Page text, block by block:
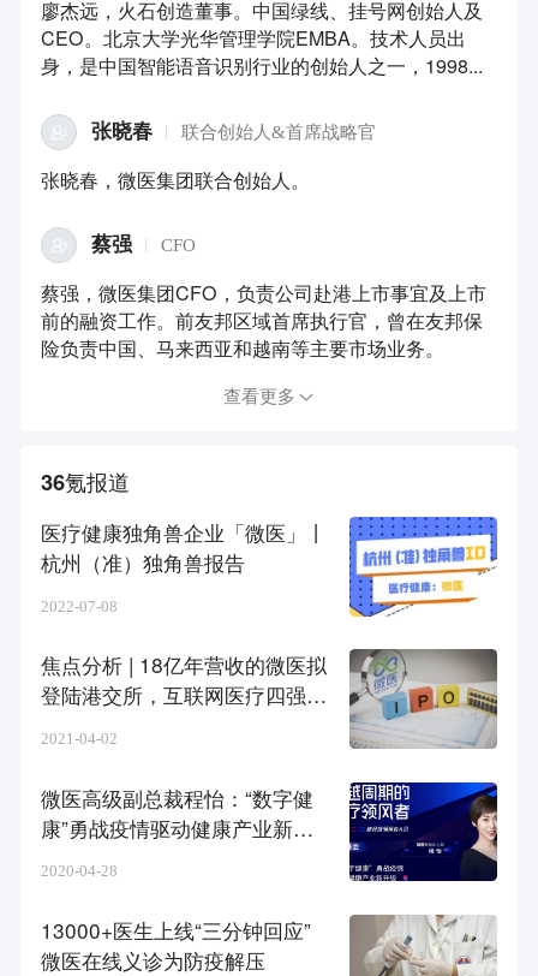
廖杰远，火石创造董事。中国绿线、挂号网创始人及
CEO。北京大学光华管理学院EMBA。技术人员出
身，是中国智能语音识别行业的创始人之一，1998...
张晓春 联合创始人&首席战略官
张晓春，微医集团联合创始人。
蔡强 CFO
蔡强，微医集团CFO，负责公司赴港上市事宜及上市
前的融资工作。前友邦区域首席执行官，曾在友邦保
险负责中国、马来西亚和越南等主要市场业务。
查看更多
36氪报道
医疗健康独角兽企业「微医」丨
杭州（准）独角兽报告
2022-07-08
焦点分析 | 18亿年营收的微医拟
登陆港交所，互联网医疗四强争
2021-04-02
微医高级副总裁程怡：“数字健
康”勇战疫情驱动健康产业新升
2020-04-28
13000+医生上线“三分钟回应”
微医在线义诊为防疫解压